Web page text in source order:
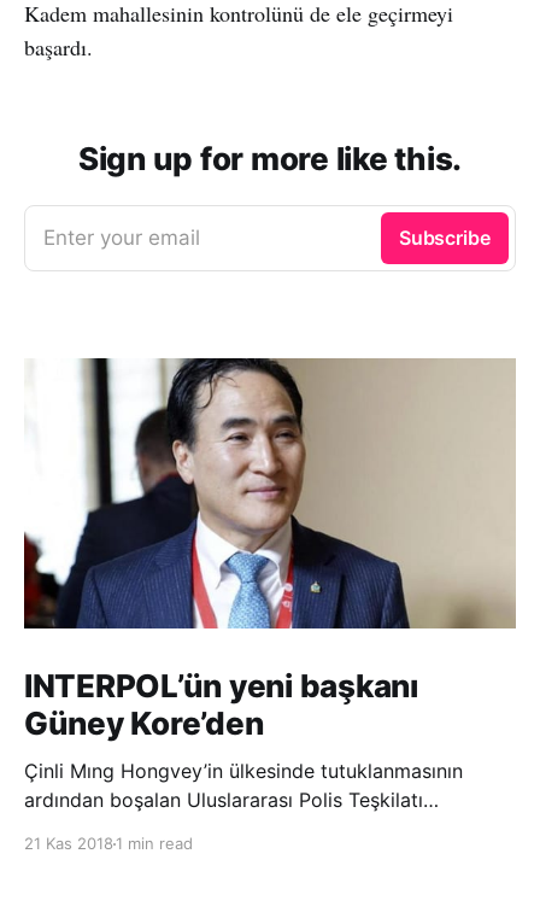
Kadem mahallesinin kontrolünü de ele geçirmeyi
başardı.
Sign up for more like this.
Enter your email Subscribe
INTERPOL’ün yeni başkanı
Güney Kore’den
Çinli Mıng Hongvey’in ülkesinde tutuklanmasının
ardından boşalan Uluslararası Polis Teşkilatı
21 Kas 2018 1 min read